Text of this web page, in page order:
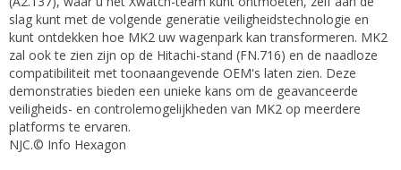
slag kunt met de volgende generatie veiligheidstechnologie en
kunt ontdekken hoe MK2 uw wagenpark kan transformeren. MK2
zal ook te zien zijn op de Hitachi-stand (FN.716) en de naadloze
compatibiliteit met toonaangevende OEM's laten zien. Deze
demonstraties bieden een unieke kans om de geavanceerde
veiligheids- en controlemogelijkheden van MK2 op meerdere
platforms te ervaren.
NJC.© Info Hexagon